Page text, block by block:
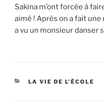
Sakina m’ont forcée à
aimé ! Après on a fait
a vu un monsieur danser
CATÉGORIES
LA VIE DE L'ÉCOLE